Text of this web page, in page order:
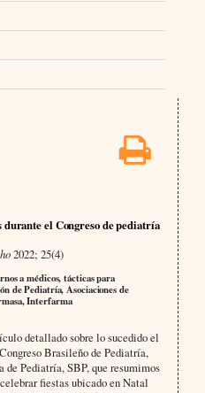
el Congreso de pediatría
2022; 25(4)
a médicos, tácticas para
de Pediatría, Asociaciones de
Interfarma
detallado sobre lo sucedido el
Brasileño de Pediatría,
Pediatría, SBP, que resumimos
fiestas ubicado en Natal